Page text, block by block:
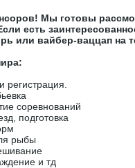
Мы готовы
есть
или вайбер-ваццап на
регистрация.
соревнований
подготовка
рыбы
и тд